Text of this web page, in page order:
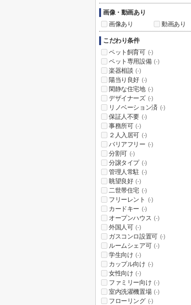
画像・動画あり
画像あり
動画あり
こだわり条件
ペット飼育可 (-)
ペット専用設備 (-)
楽器相談 (-)
陽当り良好 (-)
閑静な住宅地 (-)
デザイナーズ (-)
リノベーション済 (-)
保証人不要 (-)
事務所可 (-)
２人入居可 (-)
バリアフリー (-)
分割可 (-)
分譲タイプ (-)
管理人常駐 (-)
眺望良好 (-)
二世帯住宅 (-)
フリーレント (-)
カードキー (-)
オープンハウス (-)
外国人可 (-)
ガスコンロ設置可 (-)
ルームシェア可 (-)
学生向け (-)
カップル向け (-)
女性向け (-)
ファミリー向け (-)
室内洗濯機置場 (-)
フローリング (-)